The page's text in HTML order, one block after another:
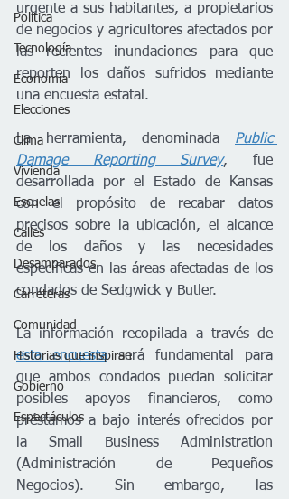
Política
Tecnología
Economía
Elecciones
Clima
Vivienda
Escuelas
Calles
Desamparados
Carreteras
Comunidad
Historias que inspiran
Gobierno
Espectáculos
urgente a sus habitantes, a propietarios
de negocios y agricultores afectados por
las recientes inundaciones para que
reporten los daños sufridos mediante
una encuesta estatal.
La herramienta, denominada Public
Damage Reporting Survey, fue
desarrollada por el Estado de Kansas
con el propósito de recabar datos
precisos sobre la ubicación, el alcance
de los daños y las necesidades
específicas en las áreas afectadas de los
condados de Sedgwick y Butler.
esta encuesta será fundamental para
que ambos condados puedan solicitar
posibles apoyos financieros, como
préstamos a bajo interés ofrecidos por
la Small Business Administration
(Administración de Pequeños
Negocios). Sin embargo, las